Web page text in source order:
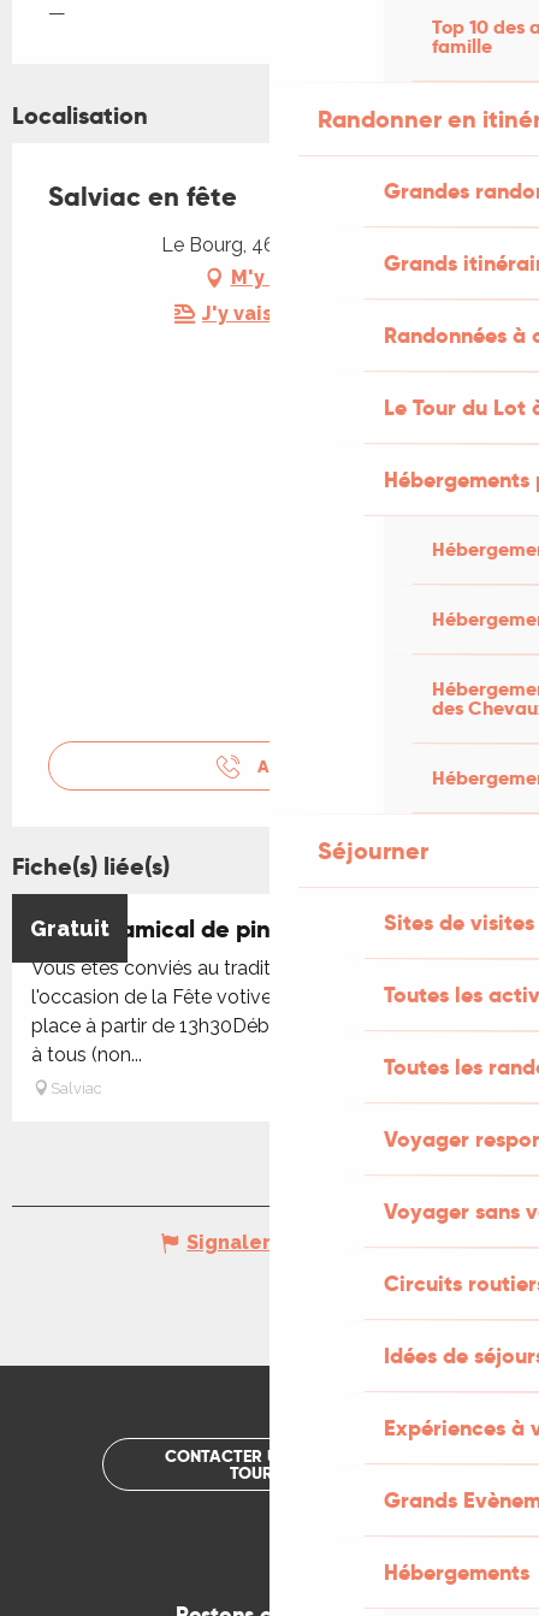
Top 10 des
famille
Randonner en
Grandes
Grands
Randonnées
Le Tour du Lot
des
Séjourner
Sites de visites
Toutes les
Toutes les
Voyager
Voyager sans
Circuits
Idées de
Expériences à
Grands
Hébergements
—
Localisation
Salviac en fête
Le Bourg, 46340 Salviac
M'y rendre
J'y vais en train !
APPELER
Fiche(s) liée(s)
Gratuit
Tournoi amical de ping-pong
Vous êtes conviés au traditionnel tournoi de l'été à
l'occasion de la Fête votive à Salviac Inscriptions sur
place à partir de 13h30Début du tournoi 14h - ouvert
à tous (non...
Salviac
Signaler une erreur
CONTACTER UN OFFICE DE
TOURISME